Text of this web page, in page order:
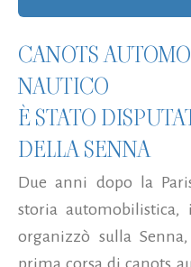
CANOTS
NAUTICO
È STATO
DELLA SENNA
Due anni dopo la
storia automobilistica,
organizzò sulla
prima corsa di canots